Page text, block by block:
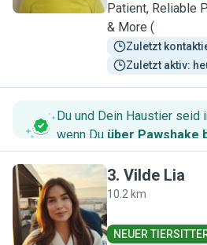
Patient, Reliable
& More (
Zuletzt
Zuletzt aktiv:
Du und Dein Haustier seid
wenn Du über Pawshake
V
3. Vilde Lia
10.2 km
NEUER